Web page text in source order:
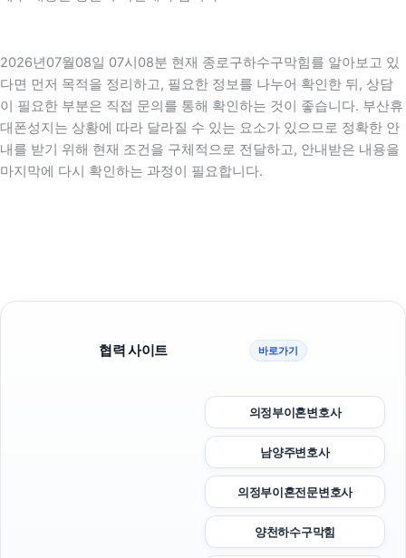
2026년07월08일 07시08분 현재 종로구하수구막힘를 알아보고 있
다면 먼저 목적을 정리하고, 필요한 정보를 나누어 확인한 뒤, 상담
이 필요한 부분은 직접 문의를 통해 확인하는 것이 좋습니다. 부산휴
대폰성지는 상황에 따라 달라질 수 있는 요소가 있으므로 정확한 안
내를 받기 위해 현재 조건을 구체적으로 전달하고, 안내받은 내용을
마지막에 다시 확인하는 과정이 필요합니다.
협력 사이트 바로가기
의정부이혼변호사
남양주변호사
의정부이혼전문변호사
양천하수구막힘